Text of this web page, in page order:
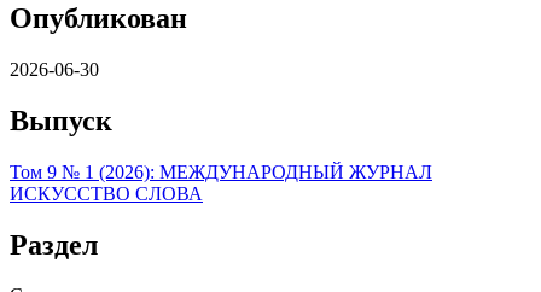
Опубликован
2026-06-30
Выпуск
Том 9 № 1 (2026): МЕЖДУНАРОДНЫЙ ЖУРНАЛ
ИСКУССТВО СЛОВА
Раздел